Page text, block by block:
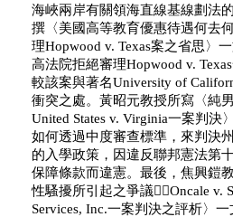
海峽兩岸有關領海直線基線劃法
撰〈美國高等教育優惠待遇何去
理Hopwood v. Texas案之省思〉
高法院拒絕審理Hopwood v.
較該案與著名University of
衝突之處。黃昭元教授所寫〈純
United States v. Virginia一案判決
如何透過中度審查標準，來判決
的入學政策，因違反聯邦憲法第
保障條款而違憲。最後，焦興鎧
性騷擾所引起之爭議Oncale v.
Services, Inc.一案判決之評析〉